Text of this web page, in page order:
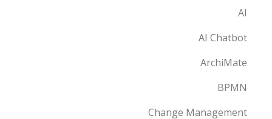
AI
AI Chatbot
ArchiMate
BPMN
Change Management